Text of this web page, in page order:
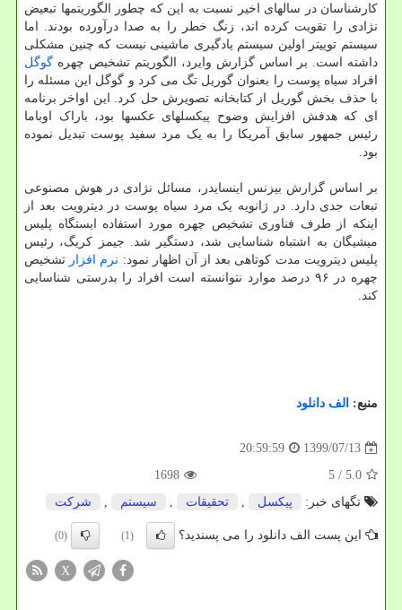
کارشناسان در سالهای اخیر نسبت به این که چطور الگوریتمها تبعیض
نژادی را تقویت کرده اند، زنگ خطر را به صدا درآورده بودند. اما
سیستم توییتر اولین سیستم یادگیری ماشینی نیست که چنین مشکلی
داشته است. بر اساس گزارش وایرد، الگوریتم تشخیص چهره گوگل
افراد سیاه پوست را بعنوان گوریل تگ می کرد و گوگل این مسئله را
با حذف بخش گوریل از کتابخانه تصویرش حل کرد. این اواخر برنامه
ای که هدفش افزایش وضوح پیکسلهای عکسها بود، باراک اوباما
رئیس جمهور سابق آمریکا را به یک مرد سفید پوست تبدیل نموده
بود.
بر اساس گزارش بیزنس اینسایدر، مسائل نژادی در هوش مصنوعی
تبعات جدی دارد. در ژانویه یک مرد سیاه پوست در دیترویت بعد از
اینکه از طرف فناوری تشخیص چهره مورد استفاده ایستگاه پلیس
میشیگان به اشتباه شناسایی شد، دستگیر شد. جیمز کریگ، رئیس
پلیس دیترویت مدت کوتاهی بعد از آن اظهار نمود: نرم افزار تشخیص
چهره در ۹۶ درصد موارد نتوانسته است افراد را بدرستی شناسایی
کند.
منبع: الف دانلود
1399/07/13
20:59:59
5.0
/ 5
1698
تگهای خبر:
پیكسل , تحقیقات , سیستم , شركت
این پست الف دانلود را می پسندید؟ (1)
(0)
X